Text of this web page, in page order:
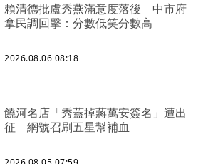
賴清德批盧秀燕滿意度落後 中市府
拿民調回擊：分數低笑分數高
2026.08.06 08:18
饒河名店「秀蓋掉蔣萬安簽名」遭出
征 網號召刷五星幫補血